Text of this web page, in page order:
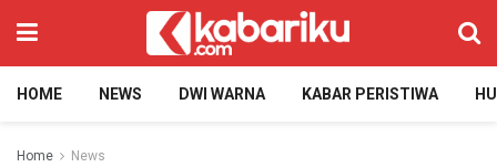
HOME NEWS DWI WARNA KABAR PERISTIWA
Home News